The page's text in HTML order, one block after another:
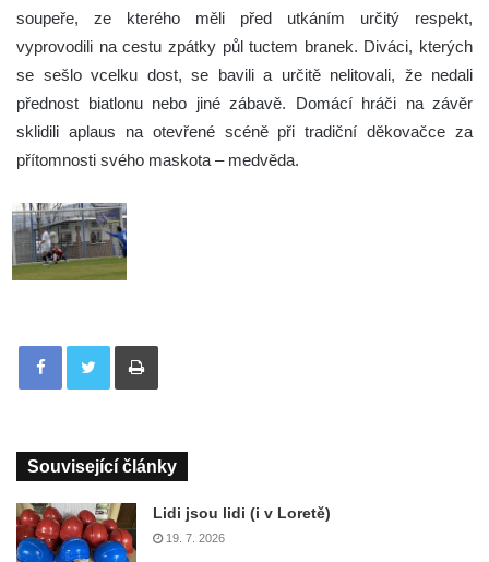
soupeře, ze kterého měli před utkáním určitý respekt,
vyprovodili na cestu zpátky půl tuctem branek. Diváci, kterých
se sešlo vcelku dost, se bavili a určitě nelitovali, že nedali
přednost biatlonu nebo jiné zábavě. Domácí hráči na závěr
sklidili aplaus na otevřené scéně při tradiční děkovačce za
přítomnosti svého maskota – medvěda.
Tisknout
Související články
Lidi jsou lidi (i v Loretě)
19. 7. 2026